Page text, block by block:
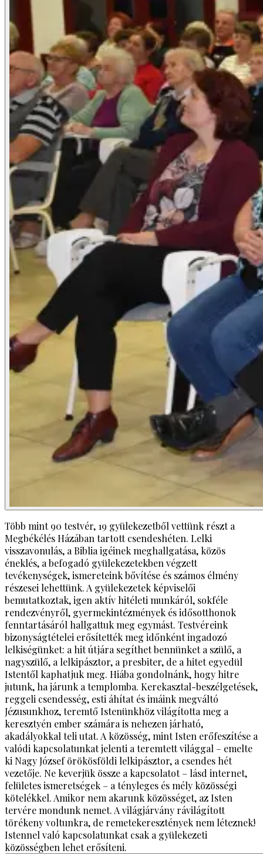
Több mint 90 testvér, 19 gyülekezetből vettünk részt a
Megbékélés Házában tartott csendeshéten. Lelki
visszavonulás, a Biblia igéinek meghallgatása, közös
éneklés, a befogadó gyülekezetekben végzett
tevékenységek, ismereteink bővítése és számos élmény
részesei lehettünk. A gyülekezetek képviselői
bemutatkoztak, igen aktív hitéleti munkáról, sokféle
rendezvényről, gyermekintézmények és idősotthonok
fenntartásáról hallgattuk meg egymást. Testvéreink
bizonyságtételei erősítették meg időnként ingadozó
lelkiségünket: a hit útjára segíthet bennünket a szülő, a
nagyszülő, a lelkipásztor, a presbiter, de a hitet egyedül
Istentől kaphatjuk meg. Hiába gondolnánk, hogy hitre
jutunk, ha járunk a templomba. Kerekasztal-beszélgetések,
reggeli csendesség, esti áhítat és imáink megváltó
Jézusunkhoz, teremtő Istenünkhöz világította meg a
keresztyén ember számára is nehezen járható,
akadályokkal teli utat. A közösség, mint Isten erőfeszítése a
valódi kapcsolatunkat jelenti a teremtett világgal – emelte
ki Nagy József örökösföldi lelkipásztor, a csendes hét
vezetője. Ne keverjük össze a kapcsolatot – lásd internet,
felületes ismeretségek – a tényleges és mély közösségi
kötelékkel. Amikor nem akarunk közösséget, az Isten
tervére mondunk nemet. A világjárvány rávilágított
törékeny voltunkra, de remetekeresztények nem léteznek!
Istennel való kapcsolatunkat csak a gyülekezeti
közösségben lehet erősíteni.